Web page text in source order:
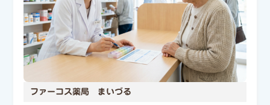
ファーコス薬局 まいづる